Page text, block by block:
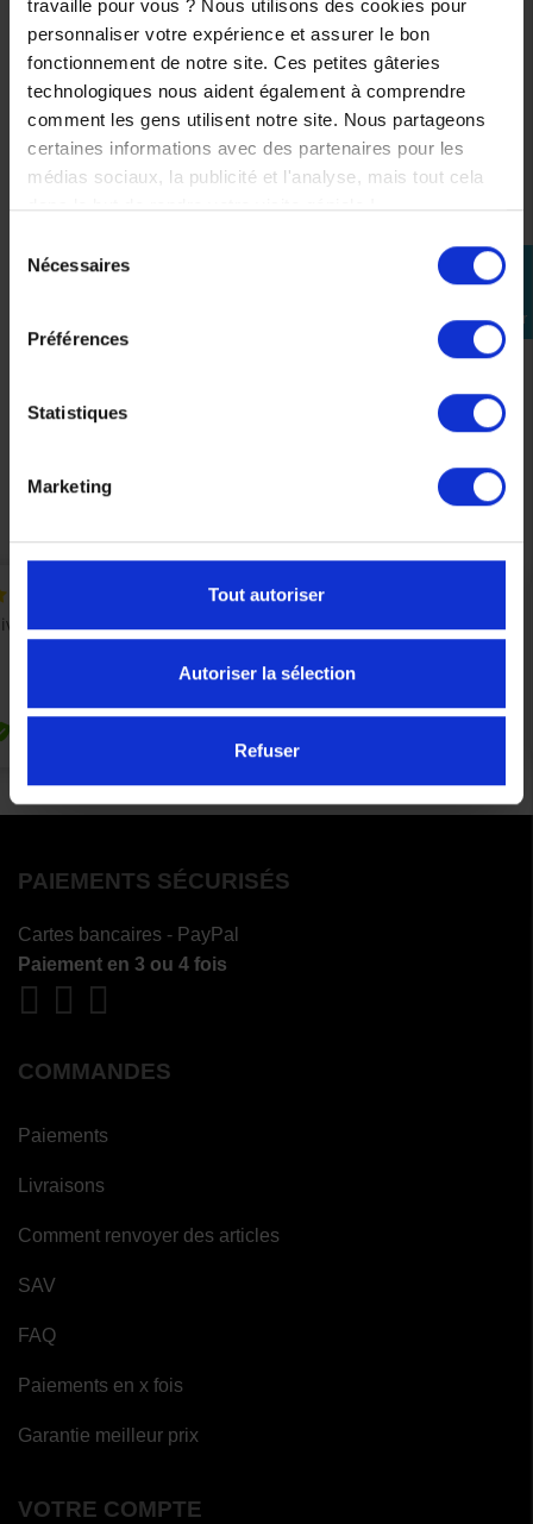
travaille pour vous ? Nous utilisons des cookies pour
personnaliser votre expérience et assurer le bon
fonctionnement de notre site. Ces petites gâteries
technologiques nous aident également à comprendre
comment les gens utilisent notre site. Nous partageons
certaines informations avec des partenaires pour les
médias sociaux, la publicité et l'analyse, mais tout cela
dans le but de rendre votre visite géniale !
Nécessaires
Préférences
Statistiques
Marketing
Tout autoriser
Autoriser la sélection
Refuser
perm_identity
connecter
Stickers rétroréfléchissants Noir Yamaha MT-07 pour
PAIEMENTS SÉCURISÉS
Cartes bancaires - PayPal
Paiement en 3 ou 4 fois
COMMANDES
Paiements
Livraisons
Comment renvoyer des articles
SAV
FAQ
Paiements en x fois
Garantie meilleur prix
VOTRE COMPTE